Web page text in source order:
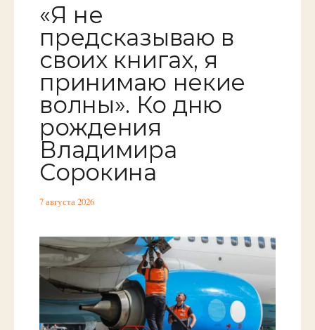
«Я не
предсказываю в
своих книгах, я
принимаю некие
волны». Ко дню
рождения
Владимира
Сорокина
7 августа 2026